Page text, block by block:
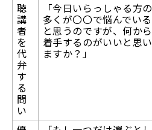
聴
講
者
を
代
弁
す
る
問
い
「今日いらっしゃる方の
多くが〇〇で悩んでいる
と思うのですが、何から
着手するのがいいと思い
ますか？」